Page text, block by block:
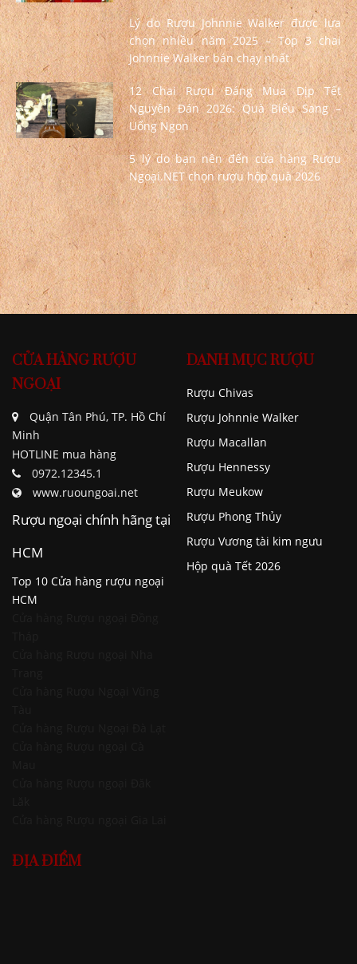
Lý do Rượu Johnnie Walker được lựa
chọn nhiều năm 2025 – Top 3 chai
Johnnie Walker bán chạy nhất
12 Chai Rượu Đáng Mua Dịp Tết
Nguyên Đán 2026: Quà Biếu Sang –
Uống Ngon
5 lý do bạn nên đến cửa hàng Rượu
Ngoại.NET chọn rượu hộp quà 2026
CỬA HÀNG RƯỢU
NGOẠI
Quận Tân Phú, TP. Hồ Chí
Minh
HOTLINE mua hàng
0972.12345.1
www.ruoungoai.net
Rượu ngoại chính hãng tại
HCM
Top 10 Cửa hàng rượu ngoại
HCM
DANH MỤC RƯỢU
Rượu Chivas
Rượu Johnnie Walker
Rượu Macallan
Rượu Hennessy
Rượu Meukow
Rượu Phong Thủy
Rượu Vương tài kim ngưu
Hộp quà Tết 2026
ĐỊA ĐIỂM